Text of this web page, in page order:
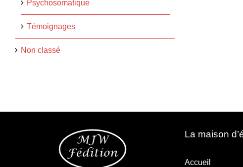
Psychosomatique
Témoignages
Non classé
La maison
Accueil